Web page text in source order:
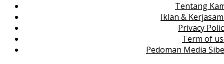
Tentang
Iklan &
Privacy
Term of
Pedoman Media